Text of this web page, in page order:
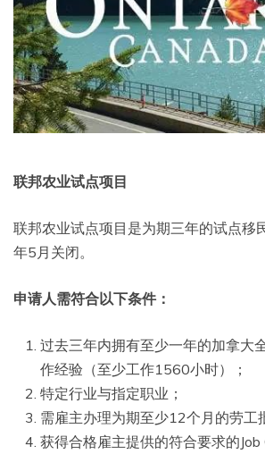
联邦农业试点项目
联邦农业试点项目是为期三年的试点移
年5月关闭。
申请人需符合以下条件：
过去三年内拥有至少一年的加拿大
作经验（至少工作1560小时）；
特定行业与指定职业；
需雇主办理为期至少12个月的劳工
获得合格雇主提供的符合要求的